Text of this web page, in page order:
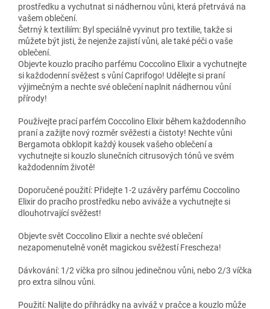
prostředku a vychutnat si nádhernou vůni, která přetrvává na
vašem oblečení.
Šetrný k textiliím: Byl speciálně vyvinut pro textilie, takže si
můžete být jisti, že nejenže zajistí vůni, ale také péči o vaše
oblečení.
Objevte kouzlo pracího parfému Coccolino Elixir a vychutnejte
si každodenní svěžest s vůní Caprifogo! Udělejte si praní
výjimečným a nechte své oblečení naplnit nádhernou vůní
přírody!
Používejte prací parfém Coccolino Elixir během každodenního
praní a zažijte nový rozměr svěžesti a čistoty! Nechte vůni
Bergamota obklopit každý kousek vašeho oblečení a
vychutnejte si kouzlo slunečních citrusových tónů ve svém
každodenním životě!
Doporučené použití: Přidejte 1-2 uzávěry parfému Coccolino
Elixir do pracího prostředku nebo aviváže a vychutnejte si
dlouhotrvající svěžest!
Objevte svět Coccolino Elixir a nechte své oblečení
nezapomenutelně vonět magickou svěžestí Frescheza!
Dávkování: 1/2 víčka pro silnou jedinečnou vůni, nebo 2/3 víčka
pro extra silnou vůni.
Použití: Nalijte do přihrádky na aviváž v pračce a kouzlo může